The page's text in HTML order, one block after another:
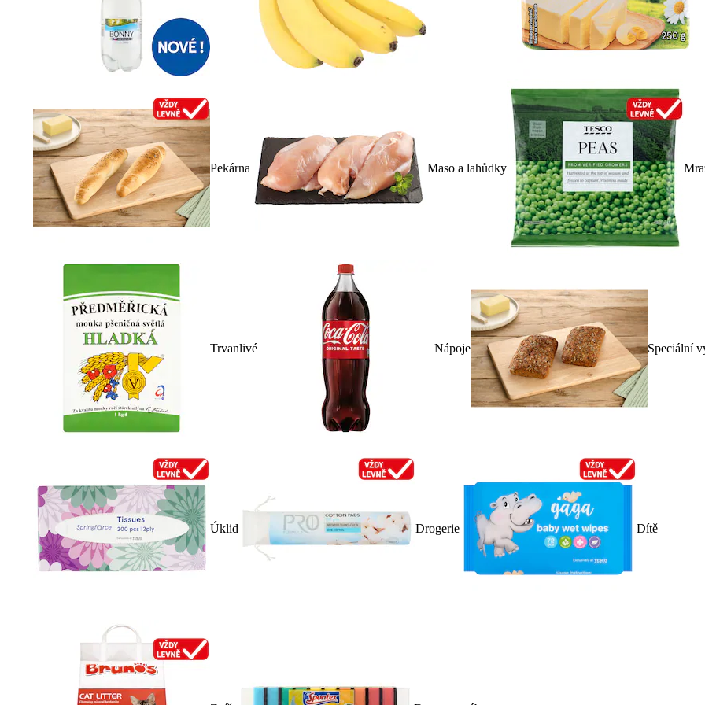
Pekárna Maso a lahůdky
Trvanlivé Nápoje Speciální
Úklid Drogerie Dítě